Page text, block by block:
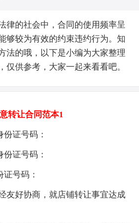
律的社会中，合同的使用频率呈
够较为有效的约束违约行为。知
法的哦，以下是小编为大家整理
仅供参考，大家一起来看看吧。
转让合同范本1
证号码：
证号码：
号码：
友好协商，就店铺转让事宜达成